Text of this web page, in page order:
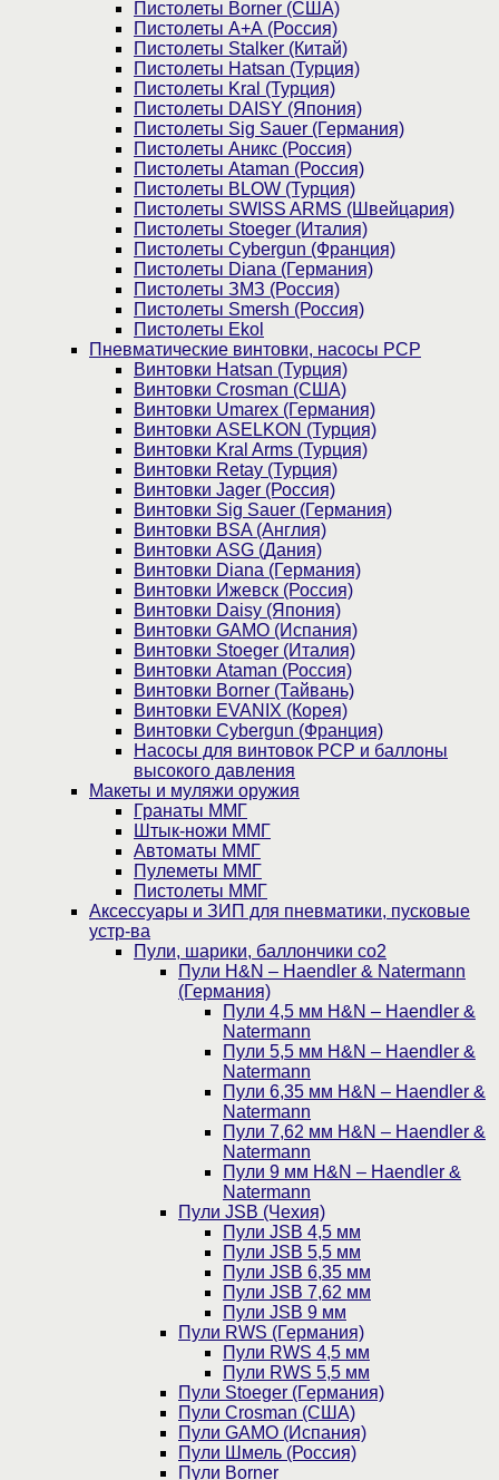
Пистолеты Borner (США)
Пистолеты А+А (Россия)
Пистолеты Stalker (Китай)
Пистолеты Hatsan (Турция)
Пистолеты Kral (Турция)
Пистолеты DAISY (Япония)
Пистолеты Sig Sauer (Германия)
Пистолеты Аникс (Россия)
Пистолеты Ataman (Россия)
Пистолеты BLOW (Турция)
Пистолеты SWISS ARMS (Швейцария)
Пистолеты Stoeger (Италия)
Пистолеты Cybergun (Франция)
Пистолеты Diana (Германия)
Пистолеты ЗМЗ (Россия)
Пистолеты Smersh (Россия)
Пистолеты Ekol
Пневматические винтовки, насосы PCP
Винтовки Hatsan (Турция)
Винтовки Crosman (США)
Винтовки Umarex (Германия)
Винтовки ASELKON (Турция)
Винтовки Kral Arms (Турция)
Винтовки Retay (Турция)
Винтовки Jager (Россия)
Винтовки Sig Sauer (Германия)
Винтовки BSA (Англия)
Винтовки ASG (Дания)
Винтовки Diana (Германия)
Винтовки Ижевск (Россия)
Винтовки Daisy (Япония)
Винтовки GAMO (Испания)
Винтовки Stoeger (Италия)
Винтовки Ataman (Россия)
Винтовки Borner (Тайвань)
Винтовки EVANIX (Корея)
Винтовки Cybergun (Франция)
Насосы для винтовок PCP и баллоны
высокого давления
Макеты и муляжи оружия
Гранаты ММГ
Штык-ножи ММГ
Автоматы ММГ
Пулеметы ММГ
Пистолеты ММГ
Аксессуары и ЗИП для пневматики, пусковые
устр-ва
Пули, шарики, баллончики со2
Пули H&N – Haendler & Natermann
(Германия)
Пули 4,5 мм H&N – Haendler &
Natermann
Пули 5,5 мм H&N – Haendler &
Natermann
Пули 6,35 мм H&N – Haendler &
Natermann
Пули 7,62 мм H&N – Haendler &
Natermann
Пули 9 мм H&N – Haendler &
Natermann
Пули JSB (Чехия)
Пули JSB 4,5 мм
Пули JSB 5,5 мм
Пули JSB 6,35 мм
Пули JSB 7,62 мм
Пули JSB 9 мм
Пули RWS (Германия)
Пули RWS 4,5 мм
Пули RWS 5,5 мм
Пули Stoeger (Германия)
Пули Crosman (США)
Пули GAMO (Испания)
Пули Шмель (Россия)
Пули Borner